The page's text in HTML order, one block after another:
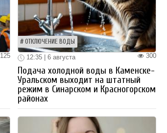
125
ОТКЛЮЧЕНИЕ ВОДЫ
300
12:35 | 6 августа
Подача холодной воды в Каменске-
Уральском выходит на штатный
режим в Синарском и Красногорском
районах